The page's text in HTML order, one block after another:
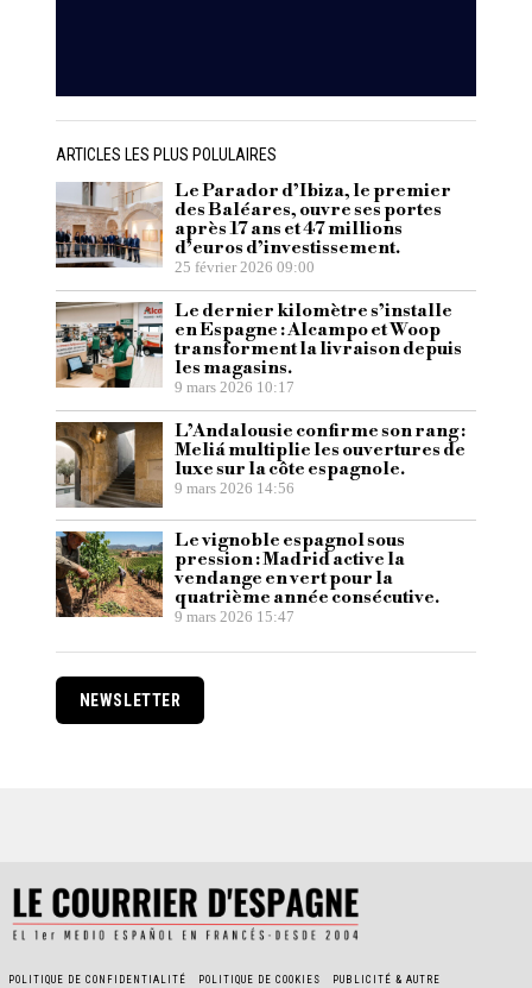
ARTICLES LES PLUS POLULAIRES
Le Parador d’Ibiza, le premier
des Baléares, ouvre ses portes
après 17 ans et 47 millions
d’euros d’investissement.
25 février 2026 09:00
Le dernier kilomètre s’installe
en Espagne : Alcampo et Woop
transforment la livraison depuis
les magasins.
9 mars 2026 10:17
L’Andalousie confirme son rang :
Meliá multiplie les ouvertures de
luxe sur la côte espagnole.
9 mars 2026 14:56
Le vignoble espagnol sous
pression : Madrid active la
vendange en vert pour la
quatrième année consécutive.
9 mars 2026 15:47
NEWSLETTER
POLITIQUE DE CONFIDENTIALITÉ POLITIQUE DE COOKIES PUBLICITÉ & AUTRE